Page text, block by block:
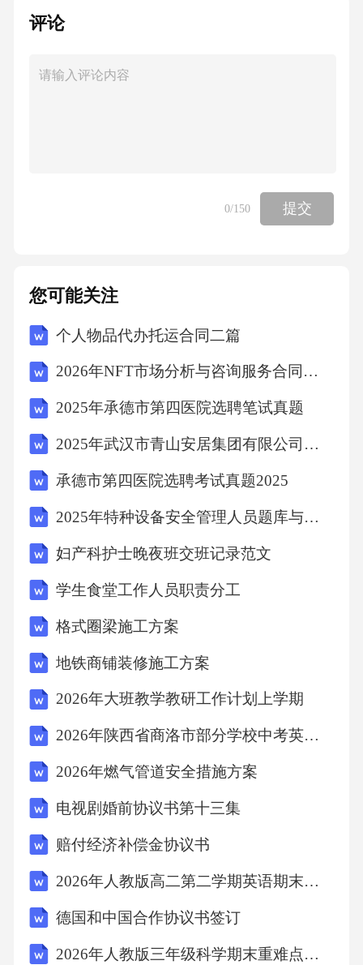
如制作鞭炮、剪纸等。这一环节可以加强家长
日的庆祝。4.成果展示将所有孩子们完成的作品
动最后，进行一次简单的总结，表扬孩子们的
创意和努力，鼓励他们在新的一年里继续发挥
回忆。四、活动注意事项1.安全第一：确保活动
场所的安全，避免孩子们在使用剪刀等工具时
发生意外。2.鼓励参与：尽量让每个孩子都有机
励使用废旧材料，向孩子们传递环保和节约资
源的理念。4.家长沟通：及时与家长沟通，让家
长了解活动的目的和意义，鼓励家长积极参
与。五、活动效果通过这次美术活动，孩子们
了解。同时，活动也促进了孩子们之间的友谊
和家长与孩子的亲子关系。这样的活动不仅让
孩子们度过了一个愉快而有意义的新年，也为
他们留下了宝贵的童年回忆。六、结语让我们
共同期待这场充满创意和欢乐的新年美术活
动，祝愿中班的小朋友们在新的一年里茁壮成
长，幸福快乐！撰写2026年中班过新年美术活
动方案的文章时，你需要包含以下几个核心内
介绍这次美术活动的主题和目的。例如：“为了
迎接新的一年，我们中班将举办一场以‘迎新
年’为主题的美术活动。本次活动旨在通过绘
画、手工等形式，让孩子们感受新年的氛围，
发挥创造力与想象力。”2.活动目标：列举活动
的具体目标，包括技能目标、情感目标和认知
评论
0/150 提交
您可能关注
个人物品代办托运合同二篇
2026年NFT市场分析与咨询服务合同三篇
2025年承德市第四医院选聘笔试真题
2025年武汉市青山安居集团有限公司招聘笔试真题
承德市第四医院选聘考试真题2025
2025年特种设备安全管理人员题库与答案(2025版)
妇产科护士晚夜班交班记录范文
学生食堂工作人员职责分工
格式圈梁施工方案
地铁商铺装修施工方案
2026年大班教学教研工作计划上学期
2026年陕西省商洛市部分学校中考英语一模试卷(含详细答案解析)
2026年燃气管道安全措施方案
电视剧婚前协议书第十三集
赔付经济补偿金协议书
2026年人教版高二第二学期英语期末学情调研试卷（附答案可下载）
德国和中国合作协议书签订
2026年人教版三年级科学期末重难点拔高试卷（含答案可下载）